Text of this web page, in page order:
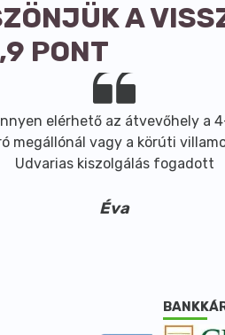
A
PONT
elérhető az átvevőhely a
megállónál vagy a körúti
Udvarias kiszolgálás fogadott
Éva